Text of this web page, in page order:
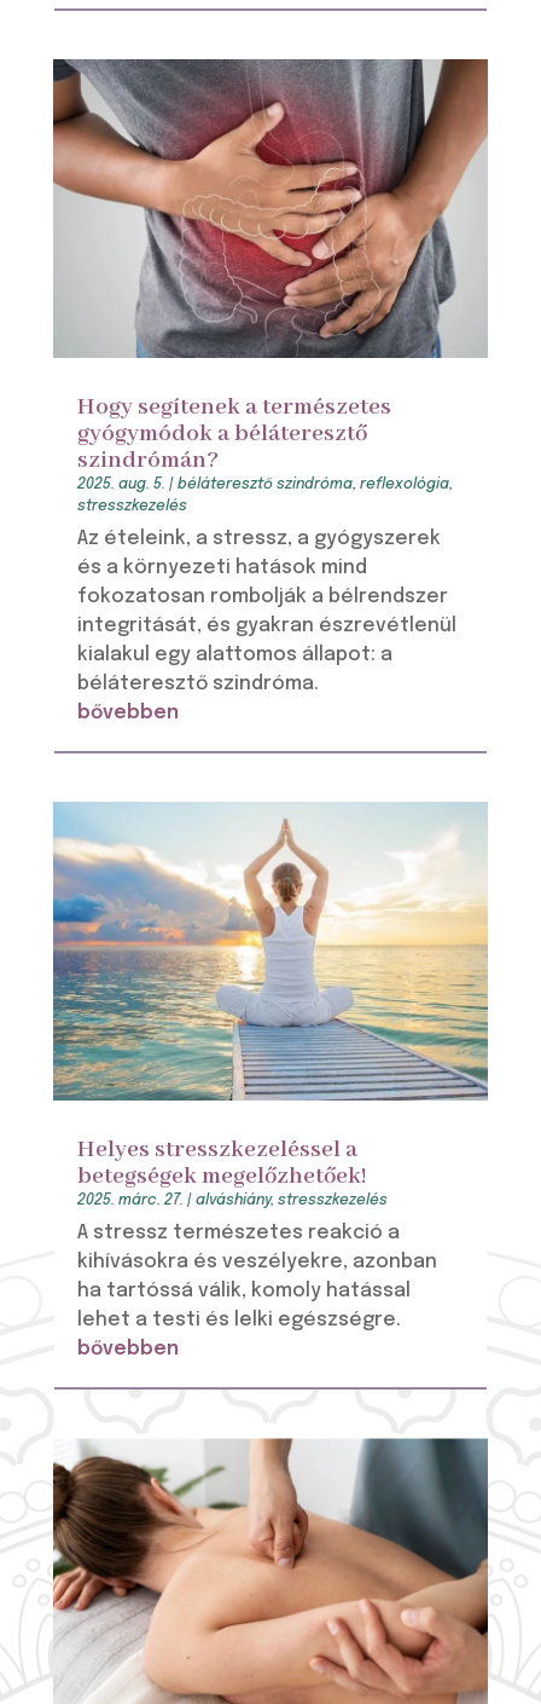
Hogy segítenek a természetes
gyógymódok a béláteresztő
szindrómán?
2025. aug. 5. | béláteresztő szindróma, reflexológia,
stresszkezelés
Az ételeink, a stressz, a gyógyszerek
és a környezeti hatások mind
fokozatosan rombolják a bélrendszer
integritását, és gyakran észrevétlenül
kialakul egy alattomos állapot: a
béláteresztő szindróma.
bővebben
Helyes stresszkezeléssel a
betegségek megelőzhetőek!
2025. márc. 27. | alváshiány, stresszkezelés
A stressz természetes reakció a
kihívásokra és veszélyekre, azonban
ha tartóssá válik, komoly hatással
lehet a testi és lelki egészségre.
bővebben